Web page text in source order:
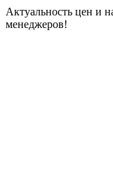
Актуальность цен и
менеджеров!